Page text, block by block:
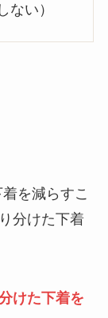
ない）
を減らすこ
分けた下着
けた下着を